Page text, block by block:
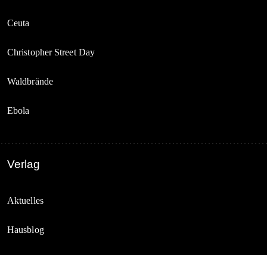
Ceuta
Christopher Street Day
Waldbrände
Ebola
Verlag
Aktuelles
Hausblog